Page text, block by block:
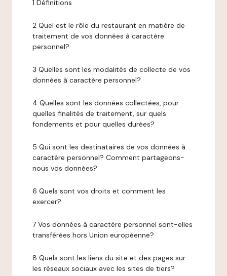
1 Définitions
2 Quel est le rôle du restaurant en matière de
traitement de vos données à caractère
personnel?
3 Quelles sont les modalités de collecte de vos
données à caractère personnel?
4 Quelles sont les données collectées, pour
quelles finalités de traitement, sur quels
fondements et pour quelles durées?
5 Qui sont les destinataires de vos données à
caractère personnel? Comment partageons-
nous vos données?
6 Quels sont vos droits et comment les
exercer?
7 Vos données à caractère personnel sont-elles
transférées hors Union européenne?
8 Quels sont les liens du site et des pages sur
les réseaux sociaux avec les sites de tiers?